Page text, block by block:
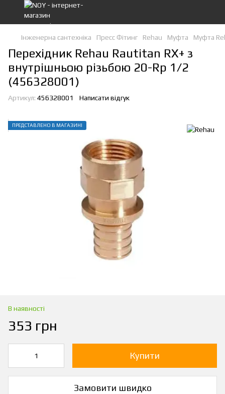
Інженерна сантехніка Пресс Фітинг Rehau Муфта Муфта
Перехідник Rehau Rautitan RX+ з
внутрішньою різьбою 20-Rp 1/2
(456328001)
Артикул: 456328001 Написати відгук
ПРЕДСТАВЛЕНО В МАГАЗИНІ
В наявності
353 грн
Купити
Замовити швидко